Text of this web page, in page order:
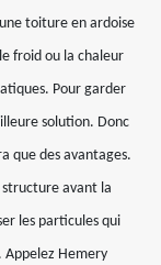
toiture en ardoise
froid ou la chaleur
Pour garder
solution. Donc
que des avantages.
avant la
les particules qui
Hemery